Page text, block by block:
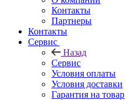
Контакты
Партнеры
Контакты
Сервис
Назад
Сервис
Условия оплаты
Условия доставки
Гарантия на товар